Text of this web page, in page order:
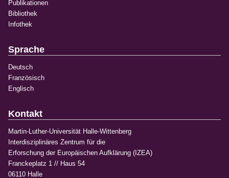
Publikationen
Bibliothek
Infothek
Sprache
Deutsch
Französisch
Englisch
Kontakt
Martin-Luther-Universität Halle-Wittenberg
Interdisziplinäres Zentrum für die
Erforschung der Europäischen Aufklärung (IZEA)
Franckeplatz 1 // Haus 54
06110 Halle